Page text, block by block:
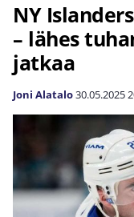
NY
– lähes
jatkaa
Joni Alatalo30.05.2025